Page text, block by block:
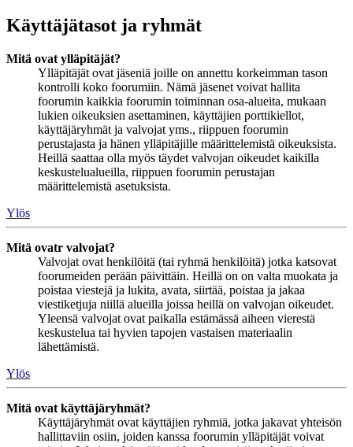
Käyttäjätasot ja ryhmät
Mitä ovat ylläpitäjät?
Ylläpitäjät ovat jäseniä joille on annettu korkeimman tason
kontrolli koko foorumiin. Nämä jäsenet voivat hallita
foorumin kaikkia foorumin toiminnan osa-alueita, mukaan
lukien oikeuksien asettaminen, käyttäjien porttikiellot,
käyttäjäryhmät ja valvojat yms., riippuen foorumin
perustajasta ja hänen ylläpitäjille määrittelemistä oikeuksista.
Heillä saattaa olla myös täydet valvojan oikeudet kaikilla
keskustelualueilla, riippuen foorumin perustajan
määrittelemistä asetuksista.
Ylös
Mitä ovatr valvojat?
Valvojat ovat henkilöitä (tai ryhmä henkilöitä) jotka katsovat
foorumeiden perään päivittäin. Heillä on on valta muokata ja
poistaa viestejä ja lukita, avata, siirtää, poistaa ja jakaa
viestiketjuja niillä alueilla joissa heillä on valvojan oikeudet.
Yleensä valvojat ovat paikalla estämässä aiheen vierestä
keskustelua tai hyvien tapojen vastaisen materiaalin
lähettämistä.
Ylös
Mitä ovat käyttäjäryhmät?
Käyttäjäryhmät ovat käyttäjien ryhmiä, jotka jakavat yhteisön
hallittaviin osiin, joiden kanssa foorumin ylläpitäjät voivat